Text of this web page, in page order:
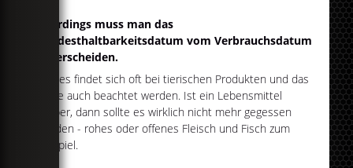
Allerdings muss man das
Mindesthaltbarkeitsdatum vom Verbrauchsdatum
unterscheiden.
Dieses findet sich oft bei tierischen Produkten und das
sollte auch beachtet werden. Ist ein Lebensmittel
drüber, dann sollte es wirklich nicht mehr gegessen
werden - rohes oder offenes Fleisch und Fisch zum
Beispiel.